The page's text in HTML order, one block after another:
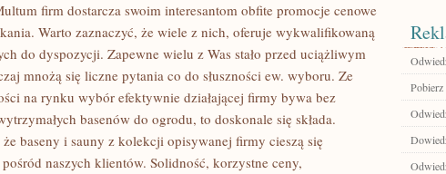
firm dostarcza swoim interesantom obfite promocje cenowe
Warto zaznaczyć, że wiele z nich, oferuje wykwalifikowaną
do dyspozycji. Zapewne wielu z Was stało przed uciążliwym
mnożą się liczne pytania co do słuszności ew. wyboru. Ze
na rynku wybór efektywnie działającej firmy bywa bez
basenów do ogrodu, to doskonale się składa.
baseny i sauny z kolekcji opisywanej firmy cieszą się
naszych klientów. Solidność, korzystne ceny,
Pobierz